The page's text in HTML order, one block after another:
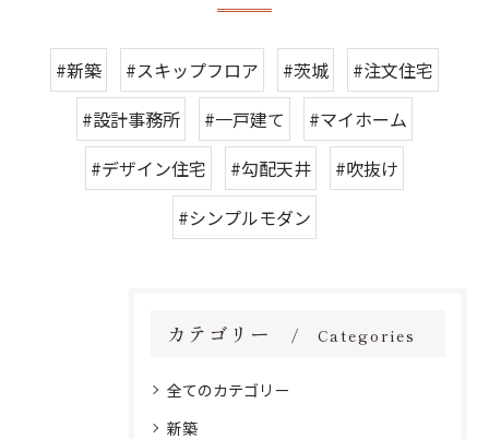
#新築 #スキップフロア #茨城
#注文住宅
#設計事務所
#一戸建て
#マイホーム
#デザイン住宅
#勾配天井
#吹抜け
#シンプルモダン
カテゴリー Categories
全てのカテゴリー
新築